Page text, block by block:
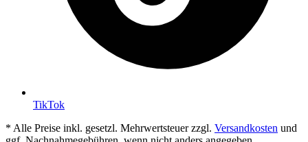
TikTok
* Alle Preise inkl. gesetzl. Mehrwertsteuer zzgl. Versandkosten und